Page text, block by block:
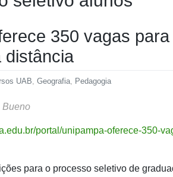
350 vagas
distância
UAB Geografia Pedagogia
Bueno
portal/unipampa-oferece-350-
para o processo seletivo de